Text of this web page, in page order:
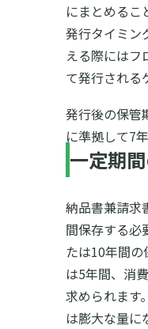
にまとめるこ
発行タイミン
える際にはフ
て発行される
発行後の保管
に準拠して7
一定期
納品書兼請求
間保存する必
たは10年間
は5年間、消
求められます
は膨大な量に